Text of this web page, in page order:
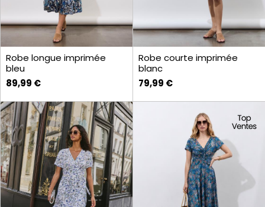
Robe longue imprimée
bleu
89,99 €
Robe courte imprimée
blanc
79,99 €